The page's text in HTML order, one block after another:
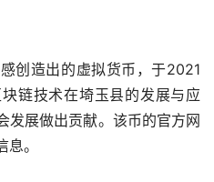
创造出的虚拟货币，于2021
链技术在埼玉县的发展与应
发展做出贡献。该币的官方网
。